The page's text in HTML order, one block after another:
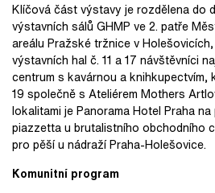
Klíčová část výstavy je rozdělena do
výstavních sálů GHMP ve 2. patře
areálu Pražské tržnice v
výstavních hal č. 11 a 17 návštěvníci
centrum s kavárnou a knihkupectvím,
19 společně s Ateliérem Mothers
lokalitami je Panorama Hotel Praha
piazzetta u brutalistního obchodního
pro pěší u nádraží Praha-Holešovice.
Komunitní program